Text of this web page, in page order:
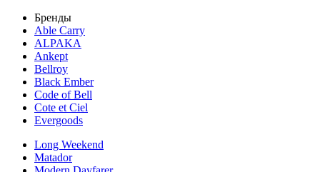
Бренды
Able Carry
ALPAKA
Ankept
Bellroy
Black Ember
Code of Bell
Cote et Ciel
Evergoods
Long Weekend
Matador